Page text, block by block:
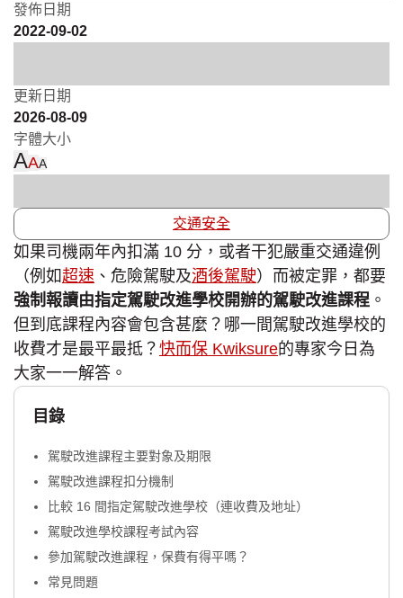
發佈日期
2022-09-02
更新日期
2026-08-09
字體大小
AAA
交通安全
如果司機兩年內扣滿 10 分，或者干犯嚴重交通違例
（例如 超速 、危險駕駛及酒後駕駛）而被定罪，都要
強制報讀由指定駕駛改進學校開辦的駕駛改進課程 。
但到底課程內容會包含甚麼？哪一間駕駛改進學校的
收費才是最平最抵？ 快而保 Kwiksure的專家今日為
大家一一解答。
目錄
駕駛改進課程主要對象及期限
駕駛改進課程扣分機制
比較 16 間指定駕駛改進學校（連收費及地址）
駕駛改進學校課程考試內容
參加駕駛改進課程，保費有得平嗎？
常見問題